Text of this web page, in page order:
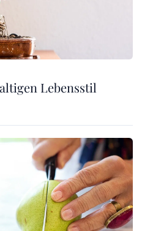
Lebensstil